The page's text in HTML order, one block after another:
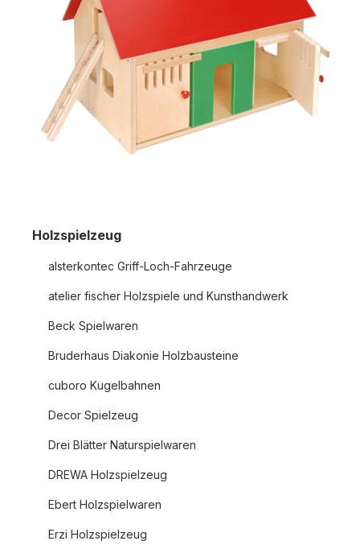
Holzspielzeug
alsterkontec Griff-Loch-Fahrzeuge
atelier fischer Holzspiele und Kunsthandwerk
Beck Spielwaren
Bruderhaus Diakonie Holzbausteine
cuboro Kugelbahnen
Decor Spielzeug
Drei Blätter Naturspielwaren
DREWA Holzspielzeug
Ebert Holzspielwaren
Erzi Holzspielzeug